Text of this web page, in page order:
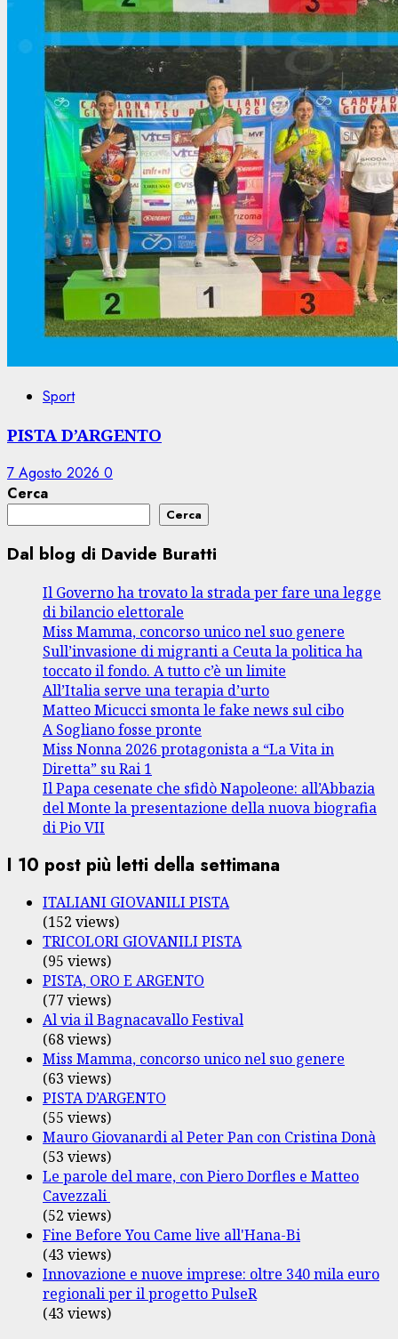
Sport
PISTA D’ARGENTO
7 Agosto 2026 0
Cerca
Cerca
Dal blog di Davide Buratti
Il Governo ha trovato la strada per fare una legge
di bilancio elettorale
Miss Mamma, concorso unico nel suo genere
Sull’invasione di migranti a Ceuta la politica ha
toccato il fondo. A tutto c’è un limite
All’Italia serve una terapia d’urto
Matteo Micucci smonta le fake news sul cibo
A Sogliano fosse pronte
Miss Nonna 2026 protagonista a “La Vita in
Diretta” su Rai 1
Il Papa cesenate che sfidò Napoleone: all’Abbazia
del Monte la presentazione della nuova biografia
di Pio VII
I 10 post più letti della settimana
ITALIANI GIOVANILI PISTA
(152 views)
TRICOLORI GIOVANILI PISTA
(95 views)
PISTA, ORO E ARGENTO
(77 views)
Al via il Bagnacavallo Festival
(68 views)
Miss Mamma, concorso unico nel suo genere
(63 views)
PISTA D’ARGENTO
(55 views)
Mauro Giovanardi al Peter Pan con Cristina Donà
(53 views)
Le parole del mare, con Piero Dorfles e Matteo
Cavezzali
(52 views)
Fine Before You Came live all'Hana-Bi
(43 views)
Innovazione e nuove imprese: oltre 340 mila euro
regionali per il progetto PulseR
(43 views)